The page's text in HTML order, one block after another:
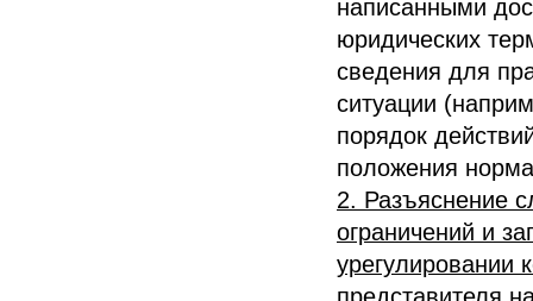
написанными
юридических
сведения для
ситуации
порядок
положения
2. Разъяснение
ограничений и
урегулировании